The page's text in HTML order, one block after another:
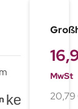
MwSt
20,79